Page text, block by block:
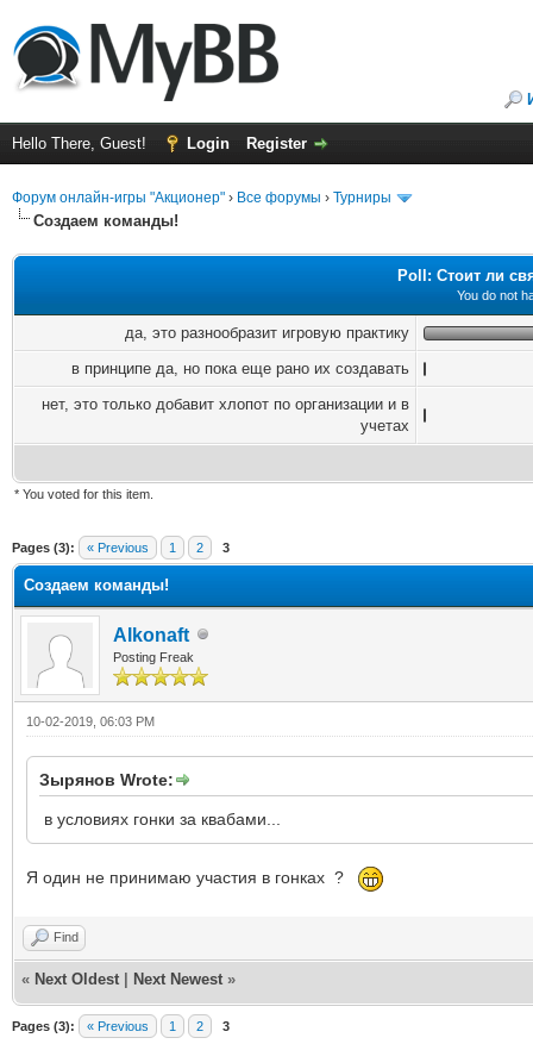
Hello There, Guest! Login Register
Форум онлайн-игры "Акционер" › Все форумы › Турниры
Создаем команды!
Poll: Стоит ли
You do not
да, это разнообразит игровую практику
в принципе да, но пока еще рано их создавать
нет, это только добавит хлопот по организации и в
учетах
* You voted for this item.
Pages (3): « Previous 1 2 3
Создаем команды!
Alkonaft
Posting Freak
10-02-2019, 06:03 PM
Зырянов Wrote:
в условиях гонки за квабами...
Я один не принимаю участия в гонках ?
Find
« Next Oldest Next Newest »
Pages (3): « Previous 1 2 3